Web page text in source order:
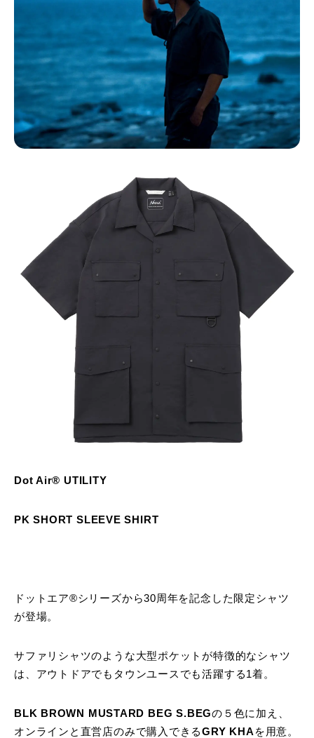
Dot Air® UTILITY
PK SHORT SLEEVE SHIRT
ドットエア®シリーズから30周年を記念した限定シャツ
が登場。
サファリシャツのような大型ポケットが特徴的なシャツ
は、アウトドアでもタウンユースでも活躍する1着。
BLK BROWN MUSTARD BEG S.BEGの５色に加え、
オンラインと直営店のみで購入できるGRY KHA を用意。